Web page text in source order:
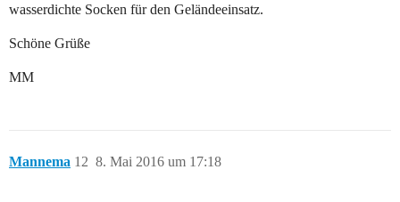
wasserdichte Socken für den Geländeeinsatz.
Schöne Grüße
MM
Mannema 8. Mai 2016 um 17:18
12